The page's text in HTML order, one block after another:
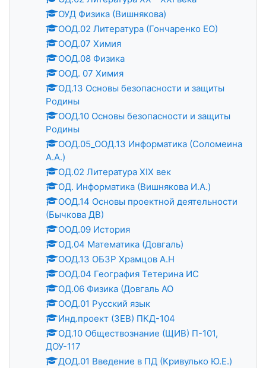
ОУД Физика (Вишнякова)
ООД.02 Литература (Гончаренко ЕО)
ООД.07 Химия
ООД.08 Физика
ООД. 07 Химия
ОД.13 Основы безопасности и защиты
Родины
ООД.10 Основы безопасности и защиты
Родины
ООД.05_ООД.13 Информатика (Соломеина
А.А.)
ОД.02 Литература XIX век
ОД. Информатика (Вишнякова И.А.)
ООД.14 Основы проектной деятельности
(Бычкова ДВ)
ООД.09 История
ОД.04 Математика (Довгаль)
ООД.13 ОБЗР Храмцов А.Н
ООД.04 География Тетерина ИС
ОД.06 Физика (Довгаль АО
ООД.01 Русский язык
Инд.проект (ЗЕВ) ПКД-104
ОД.10 Обществознание (ЩИВ) П-101,
ДОУ-117
ДОД.01 Введение в ПД (Кривулько Ю.Е.)